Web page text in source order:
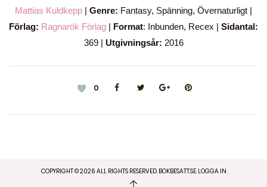
Mattias Kuldkepp | Genre: Fantasy, Spänning, Övernaturligt |
Förlag: Ragnarök Förlag | Format: Inbunden, Recex | Sidantal:
369 | Utgivningsår: 2016
0
COPYRIGHT ©2026 ALL RIGHTS RESERVED. BOKBESATT.SE. LOGGA IN